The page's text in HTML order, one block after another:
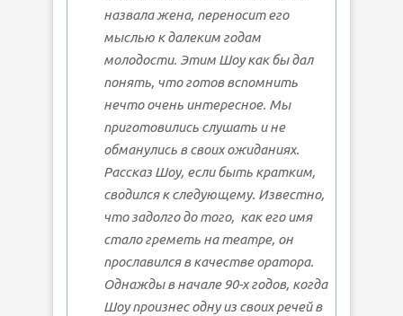
назвала жена, переносит его
мыслью к далеким годам
молодости. Этим Шоу как бы дал
понять, что готов вспомнить
нечто очень интересное. Мы
приготовились слушать и не
обманулись в своих ожиданиях.
Рассказ Шоу, если быть кратким,
сводился к следующему. Известно,
что задолго до того, как его имя
стало греметь на театре, он
прославился в качестве оратора.
Однажды в начале 90-х годов, когда
Шоу произнес одну из своих речей в